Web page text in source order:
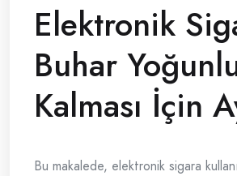
Elektronik
Buhar
Kalması İçin
Bu makalede, elektronik sigara